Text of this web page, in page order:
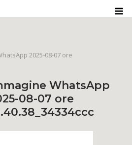
2025-08-07 ore
WhatsApp
08-07 ore